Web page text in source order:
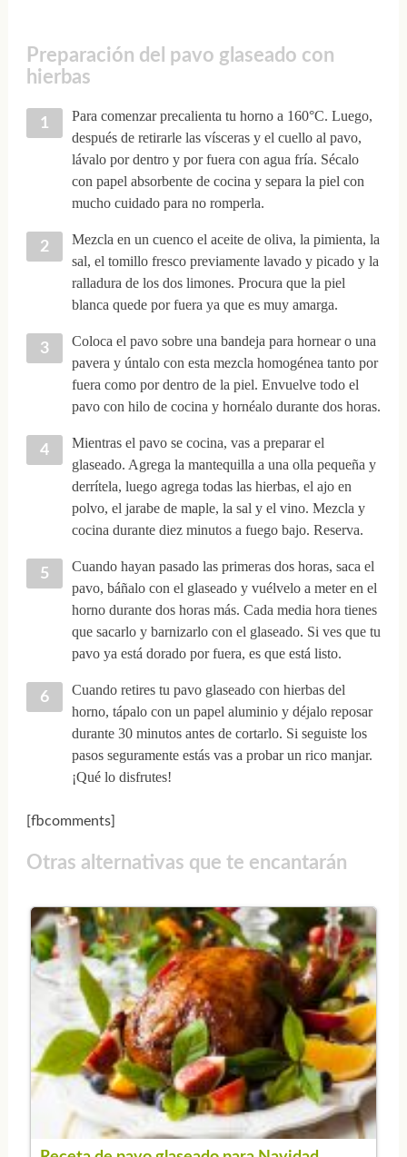
Preparación del pavo glaseado con
hierbas
Para comenzar precalienta tu horno a 160°C. Luego,
después de retirarle las vísceras y el cuello al pavo,
lávalo por dentro y por fuera con agua fría. Sécalo
con papel absorbente de cocina y separa la piel con
mucho cuidado para no romperla.
Mezcla en un cuenco el aceite de oliva, la pimienta, la
sal, el tomillo fresco previamente lavado y picado y la
ralladura de los dos limones. Procura que la piel
blanca quede por fuera ya que es muy amarga.
Coloca el pavo sobre una bandeja para hornear o una
pavera y úntalo con esta mezcla homogénea tanto por
fuera como por dentro de la piel. Envuelve todo el
pavo con hilo de cocina y hornéalo durante dos horas.
Mientras el pavo se cocina, vas a preparar el
glaseado. Agrega la mantequilla a una olla pequeña y
derrítela, luego agrega todas las hierbas, el ajo en
polvo, el jarabe de maple, la sal y el vino. Mezcla y
cocina durante diez minutos a fuego bajo. Reserva.
Cuando hayan pasado las primeras dos horas, saca el
pavo, báñalo con el glaseado y vuélvelo a meter en el
horno durante dos horas más. Cada media hora tienes
que sacarlo y barnizarlo con el glaseado. Si ves que tu
pavo ya está dorado por fuera, es que está listo.
Cuando retires tu pavo glaseado con hierbas del
horno, tápalo con un papel aluminio y déjalo reposar
durante 30 minutos antes de cortarlo. Si seguiste los
pasos seguramente estás vas a probar un rico manjar.
¡Qué lo disfrutes!
[fbcomments]
Otras alternativas que te encantarán